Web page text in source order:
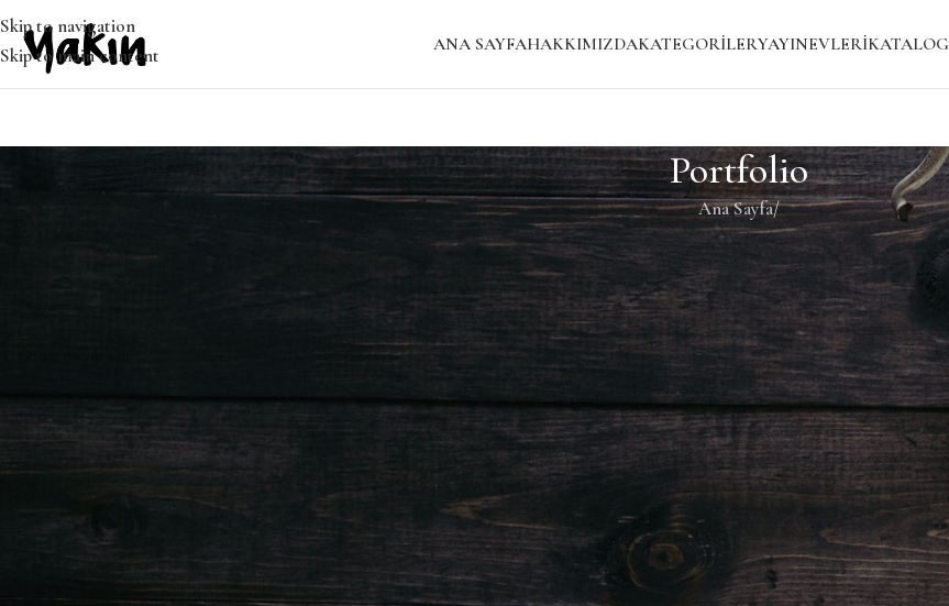
Skip to navigation
Skip to main content
ANA SAYFAHAKKIMIZDAKATEGORILERYAYINEVLERIKATALOG
Portfolio
Ana Sayfa/
Özür dileriz, ancak sonuç bulunamadı. Belki ARAMA yapmak, ilgili bir gönderi bulmanıza yardımcı olacaktır.